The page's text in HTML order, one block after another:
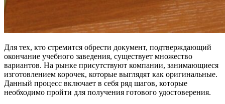
Для тех, кто стремится обрести документ, подтверждающий
окончание учебного заведения, существует множество
вариантов. На рынке присутствуют компании, занимающиеся
изготовлением корочек, которые выглядят как оригинальные.
Данный процесс включает в себя ряд шагов, которые
необходимо пройти для получения готового удостоверения.